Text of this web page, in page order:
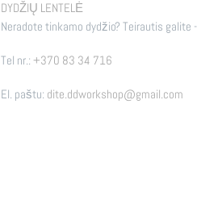
DYDŽIŲ LENTELĖ
Neradote tinkamo dydžio? Teirautis galite -
Tel nr.: +370 83 34 716
El. paštu: dite.ddworkshop@gmail.com